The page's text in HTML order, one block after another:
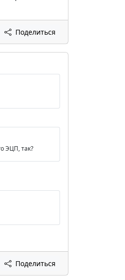
Поделиться
ЭЦП, так?
Поделиться